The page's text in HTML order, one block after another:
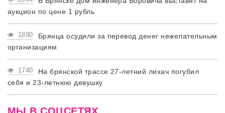
аукцион по цене 1 рубль
1890
Брянца осудили за перевод денег нежелательным
организациям
1740
На брянской трассе 27-летний лихач погубил
себя и 23-летнюю девушку